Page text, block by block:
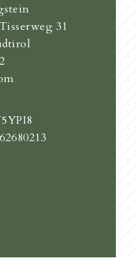
31